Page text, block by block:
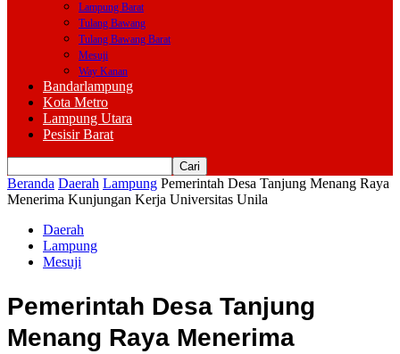
Lampung Barat
Tulang Bawang
Tulang Bawang Barat
Mesuji
Way Kanan
Bandarlampung
Kota Metro
Lampung Utara
Pesisir Barat
Beranda Daerah Lampung Pemerintah Desa Tanjung Menang Raya
Menerima Kunjungan Kerja Universitas Unila
Daerah
Lampung
Mesuji
Pemerintah Desa Tanjung
Menang Raya Menerima